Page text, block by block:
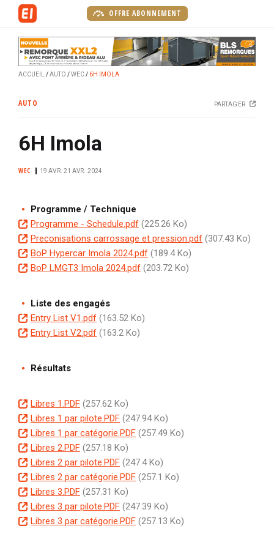
OFFRE ABONNEMENT
ACCUEIL AUTO WEC 6H IMOLA
AUTO PARTAGER
6H Imola
WEC 19 AVR. 21 AVR. 2024
Programme / Technique
D
o
c
u
n
t
Programme - Schedule.pdf (225.26 Ko)
D
o
c
e
n
t
Preconisations carrossage et pression.pdf (307.43 Ko)
D
o
m
e
n
BoP Hypercar Imola 2024.pdf (189.4 Ko)
D
u
m
e
BoP LMGT3 Imola 2024.pdf (203.72 Ko)
Liste des engagés
D
o
n
t
Entry List V1.pdf (163.52 Ko)
D
e
n
t
Entry List V2.pdf (163.2 Ko)
Résultats
D
o
c
u
m
e
n
t
Libres 1.PDF (257.62 Ko)
D
o
c
u
m
e
n
t
Libres 1 par pilote.PDF (247.94 Ko)
D
o
c
u
m
e
n
Libres 1 par catégorie.PDF (257.49 Ko)
D
o
c
u
m
e
Libres 2.PDF (257.18 Ko)
D
o
c
u
m
Libres 2 par pilote.PDF (247.4 Ko)
D
o
c
u
Libres 2 par catégorie.PDF (257.1 Ko)
D
o
c
Libres 3.PDF (257.31 Ko)
D
o
Libres 3 par pilote.PDF (247.39 Ko)
D
Libres 3 par catégorie.PDF (257.13 Ko)